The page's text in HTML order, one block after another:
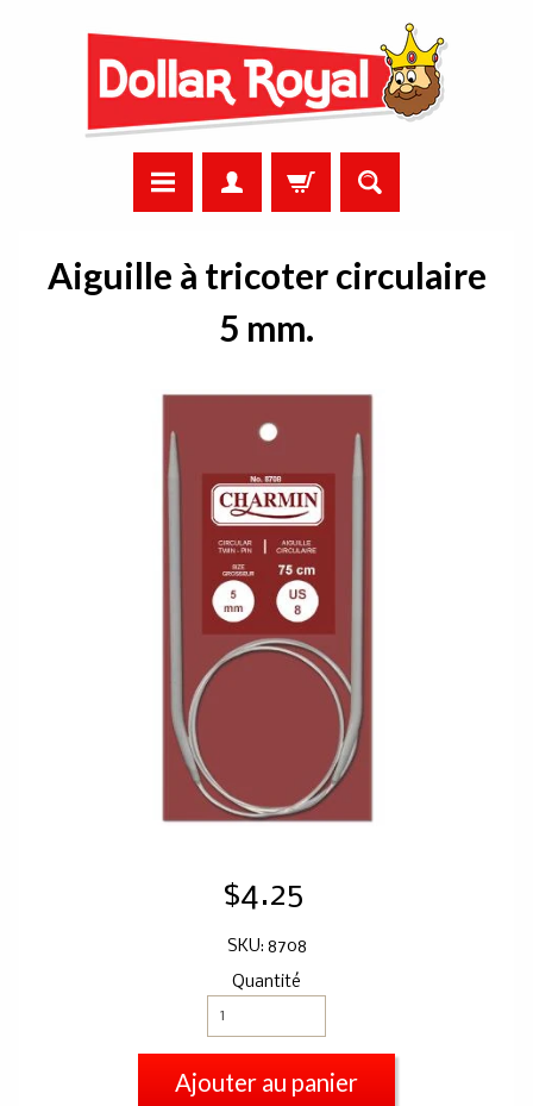
Aiguille à tricoter circulaire
5 mm.
$4.25
SKU: 8708
Quantité
Ajouter au panier